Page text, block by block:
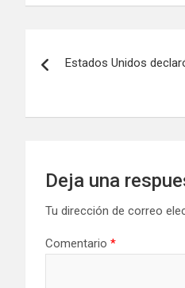
Estados Unidos
Deja una
Tu dirección de correo
Comentario *